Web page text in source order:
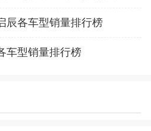
辰各车型销量排行榜
车型销量排行榜